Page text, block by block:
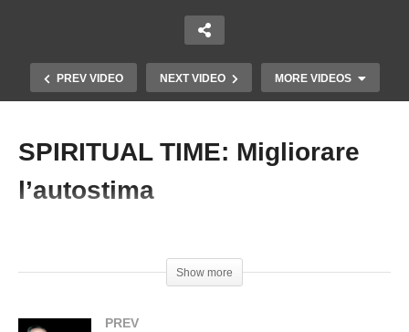
PREV VIDEO NEXT VIDEO MORE VIDEOS
SPIRITUAL TIME: Migliorare
l’autostima
Show more
PREV